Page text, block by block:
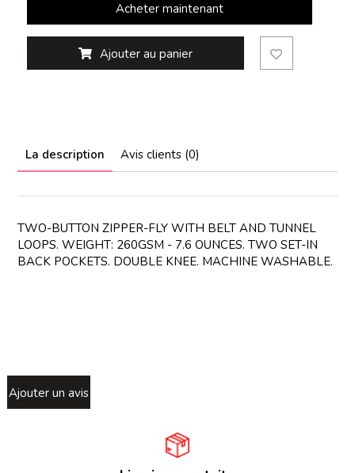
Acheter maintenant
Ajouter au panier
La description Avis clients (0)
TWO-BUTTON ZIPPER-FLY WITH BELT AND TUNNEL
LOOPS. WEIGHT: 260GSM - 7.6 OUNCES. TWO SET-IN
BACK POCKETS. DOUBLE KNEE. MACHINE WASHABLE.
Ajouter un avis